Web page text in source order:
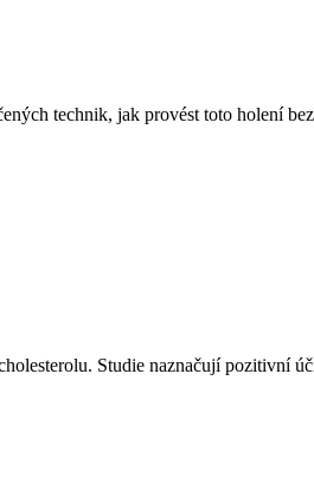
technik, jak provést toto holení
Studie naznačují pozitivní